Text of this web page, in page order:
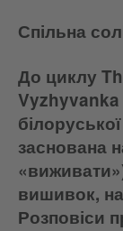
Спільна
До циклу
Vyzhyvanka
заснована
вишивок,
Розповіси